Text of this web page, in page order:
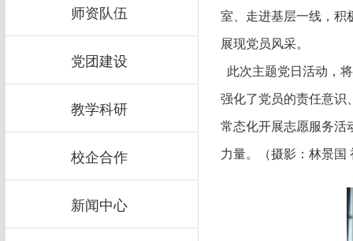
师资队伍
党团建设
教学科研
校企合作
新闻中心
室、走进基层一线，积
展现党员风采。
此次主题党日活动，
强化了党员的责任意识
常态化开展志愿服务活
力量。（摄影：林景国